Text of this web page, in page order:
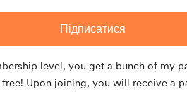
Підписатися
level, you get a bunch of my
Upon joining, you will receive a